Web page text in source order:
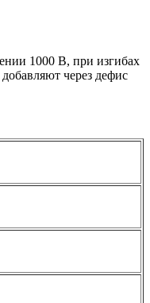
1000 В, при изгибах
через дефис